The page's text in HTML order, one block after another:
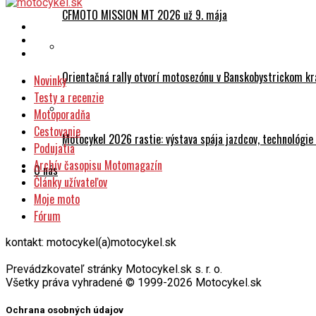
CFMOTO MISSION MT 2026 už 9. mája
Orientačná rally otvorí motosezónu v Banskobystrickom
Motocykel 2026 rastie: výstava spája jazdcov,
O nás
Novinky
Testy a recenzie
Motoporadňa
Cestovanie
Podujatia
Archív časopisu Motomagazín
Články užívateľov
Moje moto
Fórum
kontakt: motocykel(a)motocykel.sk
Prevádzkovateľ stránky Motocykel.sk s. r. o.
Všetky práva vyhradené © 1999-2026 Motocykel.sk
Ochrana osobných údajov